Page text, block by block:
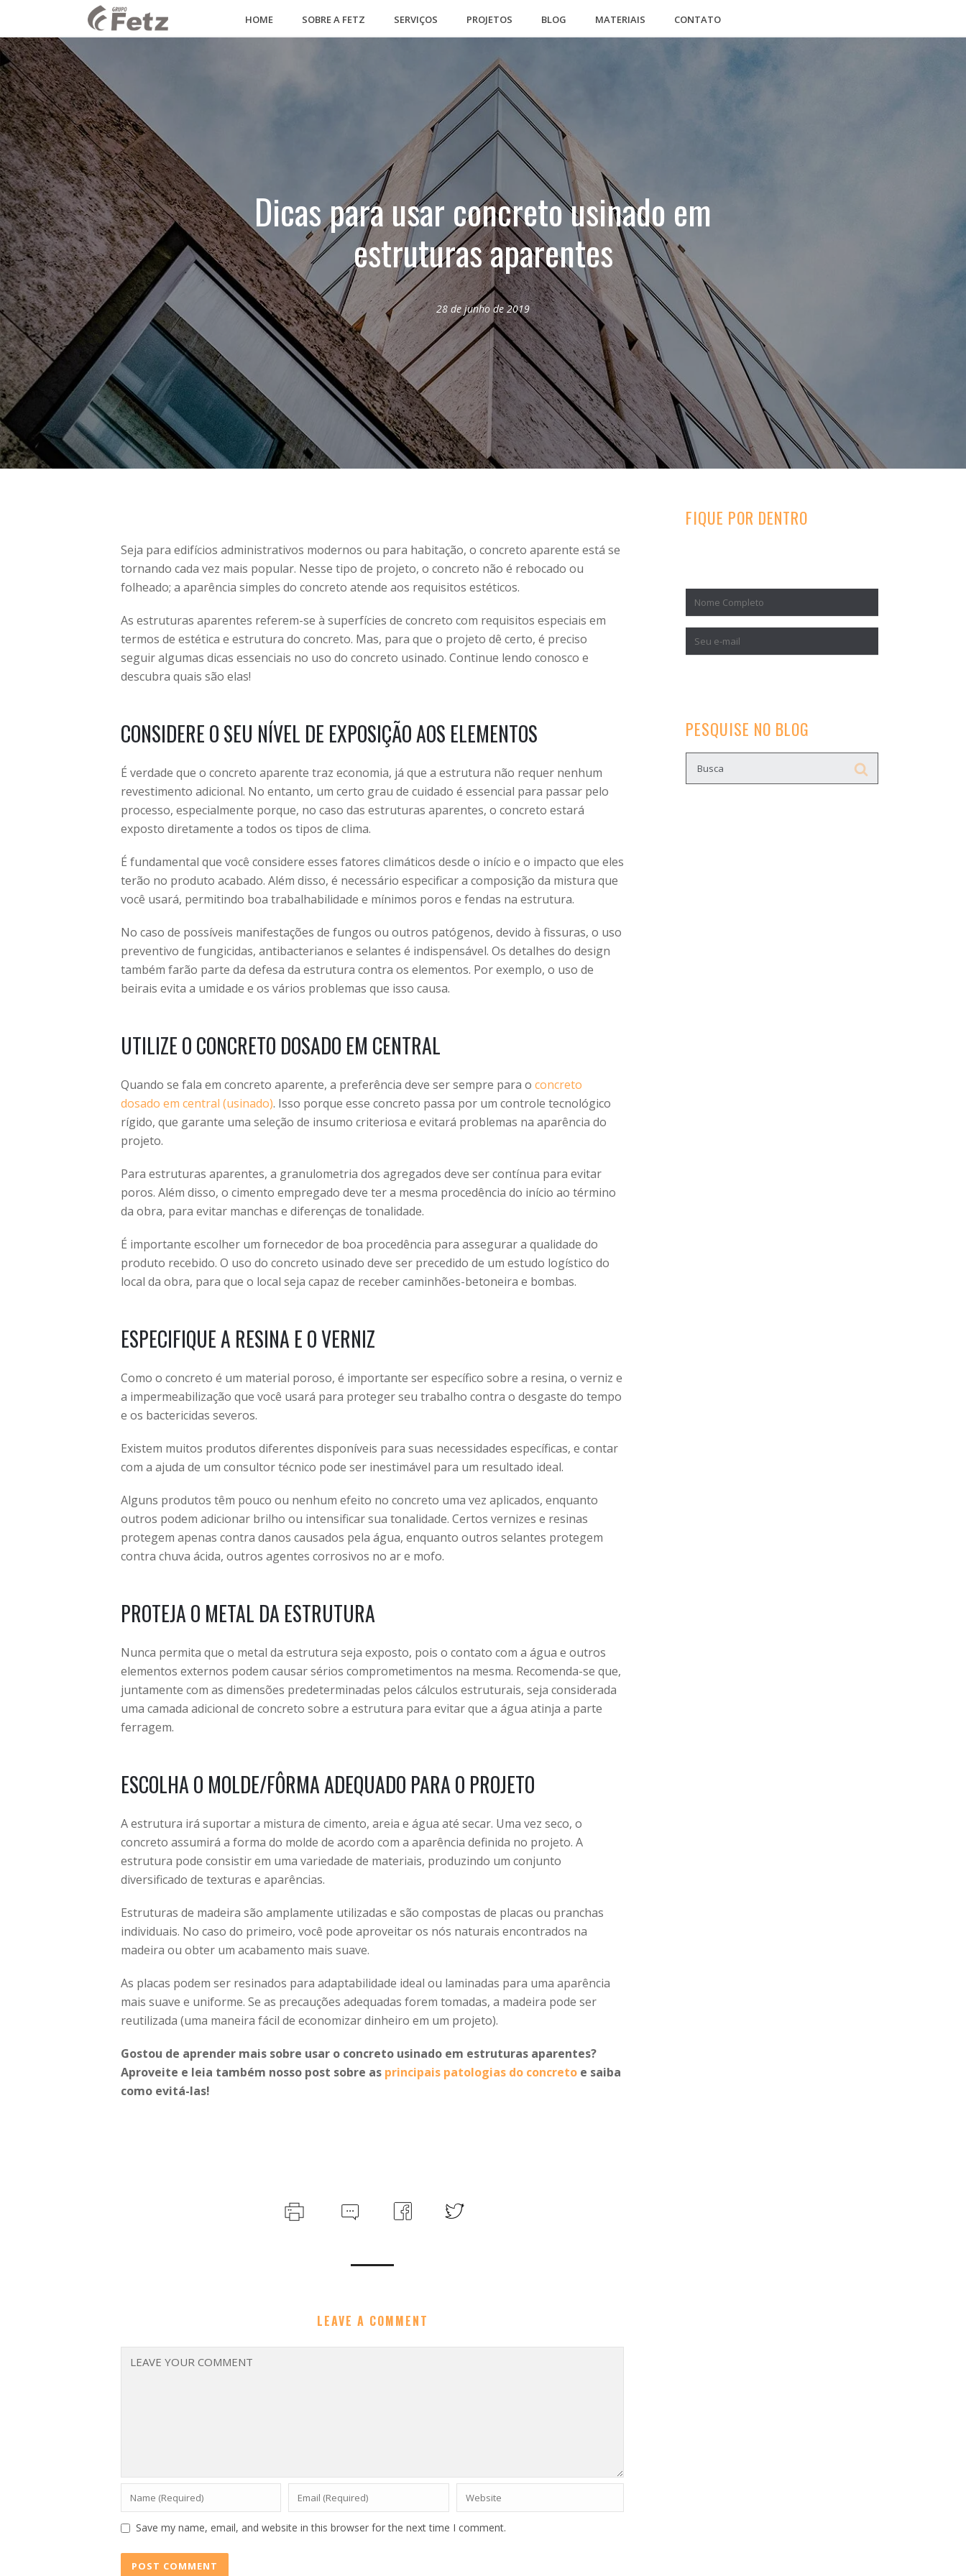
HOME SOBRE A FETZ SERVIÇOS PROJETOS BLOG MATERIAIS CONTATO
Dicas para usar concreto usinado em
estruturas aparentes
28 de junho de 2019
Seja para edifícios administrativos modernos ou para habitação, o concreto aparente está se
tornando cada vez mais popular. Nesse tipo de projeto, o concreto não é rebocado ou
folheado; a aparência simples do concreto atende aos requisitos estéticos.
As estruturas aparentes referem-se à superfícies de concreto com requisitos especiais em
termos de estética e estrutura do concreto. Mas, para que o projeto dê certo, é preciso
seguir algumas dicas essenciais no uso do concreto usinado. Continue lendo conosco e
descubra quais são elas!
CONSIDERE O SEU NÍVEL DE EXPOSIÇÃO AOS ELEMENTOS
É verdade que o concreto aparente traz economia, já que a estrutura não requer nenhum
revestimento adicional. No entanto, um certo grau de cuidado é essencial para passar pelo
processo, especialmente porque, no caso das estruturas aparentes, o concreto estará
exposto diretamente a todos os tipos de clima.
É fundamental que você considere esses fatores climáticos desde o início e o impacto que eles
terão no produto acabado. Além disso, é necessário especificar a composição da mistura que
você usará, permitindo boa trabalhabilidade e mínimos poros e fendas na estrutura.
No caso de possíveis manifestações de fungos ou outros patógenos, devido à fissuras, o uso
preventivo de fungicidas, antibacterianos e selantes é indispensável. Os detalhes do design
também farão parte da defesa da estrutura contra os elementos. Por exemplo, o uso de
beirais evita a umidade e os vários problemas que isso causa.
UTILIZE O CONCRETO DOSADO EM CENTRAL
Quando se fala em concreto aparente, a preferência deve ser sempre para oconcreto
dosado em central (usinado). Isso porque esse concreto passa por um controle tecnológico
rígido, que garante uma seleção de insumo criteriosa e evitará problemas na aparência do
projeto.
Para estruturas aparentes, a granulometria dos agregados deve ser contínua para evitar
poros. Além disso, o cimento empregado deve ter a mesma procedência do início ao término
da obra, para evitar manchas e diferenças de tonalidade.
É importante escolher um fornecedor de boa procedência para assegurar a qualidade do
produto recebido. O uso do concreto usinado deve ser precedido de um estudo logístico do
local da obra, para que o local seja capaz de receber caminhões-betoneira e bombas.
ESPECIFIQUE A RESINA E O VERNIZ
Como o concreto é um material poroso, é importante ser específico sobre a resina, o verniz e
a impermeabilização que você usará para proteger seu trabalho contra o desgaste do tempo
e os bactericidas severos.
Existem muitos produtos diferentes disponíveis para suas necessidades específicas, e contar
com a ajuda de um consultor técnico pode ser inestimável para um resultado ideal.
Alguns produtos têm pouco ou nenhum efeito no concreto uma vez aplicados, enquanto
outros podem adicionar brilho ou intensificar sua tonalidade. Certos vernizes e resinas
protegem apenas contra danos causados ​​pela água, enquanto outros selantes protegem
contra chuva ácida, outros agentes corrosivos no ar e mofo.
PROTEJA O METAL DA ESTRUTURA
Nunca permita que o metal da estrutura seja exposto, pois o contato com a água e outros
elementos externos podem causar sérios comprometimentos na mesma. Recomenda-se que,
juntamente com as dimensões predeterminadas pelos cálculos estruturais, seja considerada
uma camada adicional de concreto sobre a estrutura para evitar que a água atinja a parte
ferragem.
ESCOLHA O MOLDE/FÔRMA ADEQUADO PARA O PROJETO
A estrutura irá suportar a mistura de cimento, areia e água até secar. Uma vez seco, o
concreto assumirá a forma do molde de acordo com a aparência definida no projeto. A
estrutura pode consistir em uma variedade de materiais, produzindo um conjunto
diversificado de texturas e aparências.
Estruturas de madeira são amplamente utilizadas e são compostas de placas ou pranchas
individuais. No caso do primeiro, você pode aproveitar os nós naturais encontrados na
madeira ou obter um acabamento mais suave.
As placas podem ser resinados para adaptabilidade ideal ou laminadas para uma aparência
mais suave e uniforme. Se as precauções adequadas forem tomadas, a madeira pode ser
reutilizada (uma maneira fácil de economizar dinheiro em um projeto).
Gostou de aprender mais sobre usar o concreto usinado em estruturas aparentes?
Aproveite e leia também nosso post sobre as principais patologias do concreto e saiba
como evitá-las!
LEAVE A COMMENT
Save my name, email, and website in this browser for the next time I comment.
FIQUE POR DENTRO
PESQUISE NO BLOG